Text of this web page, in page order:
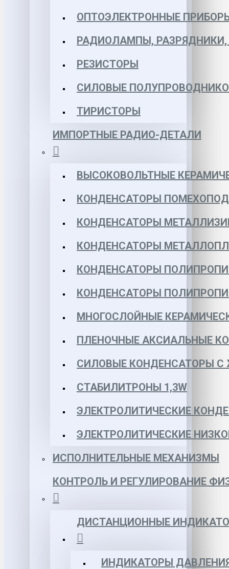
ОПТОЭЛЕКТРОННЫЕ
РАДИОЛАМПЫ,
РЕЗИСТОРЫ
СИЛОВЫЕ
ТИРИСТОРЫ
ИМПОРТНЫЕ РАДИО-ДЕТАЛИ
ВЫСОКОВОЛЬТНЫЕ
КОНДЕНСАТОРЫ
КОНДЕНСАТОРЫ
КОНДЕНСАТОРЫ
КОНДЕНСАТОРЫ
КОНДЕНСАТОРЫ
МНОГОСЛОЙНЫЕ
ПЛЕНОЧНЫЕ АКСИАЛЬНЫЕ
СИЛОВЫЕ КОНДЕНСАТОРЫ
СТАБИЛИТРОНЫ 1,3W
ЭЛЕКТРОЛИТИЧЕСКИЕ
ЭЛЕКТРОЛИТИЧЕСКИЕ
ИСПОЛНИТЕЛЬНЫЕ МЕХАНИЗМЫ
КОНТРОЛЬ И РЕГУЛИРОВАНИЕ
ДИСТАНЦИОННЫЕ
ИНДИКАТОРЫ